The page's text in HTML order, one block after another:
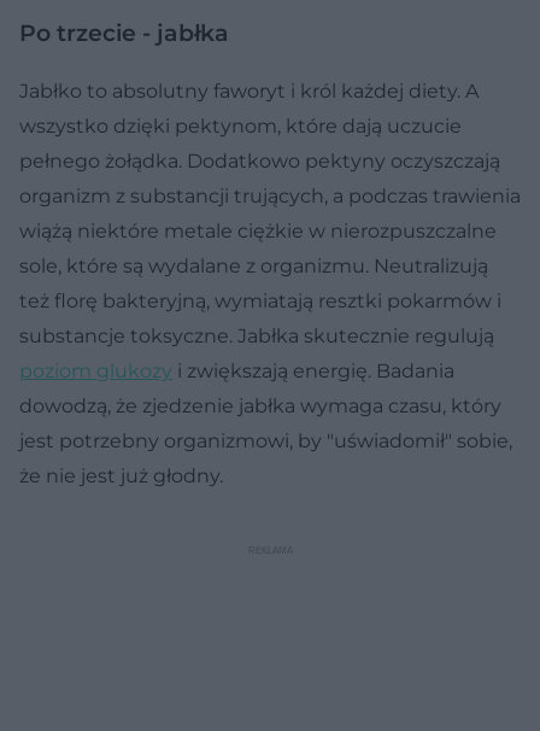
Po trzecie - jabłka
Jabłko to absolutny faworyt i król każdej diety. A
wszystko dzięki pektynom, które dają uczucie
pełnego żołądka. Dodatkowo pektyny oczyszczają
organizm z substancji trujących, a podczas trawienia
wiążą niektóre metale ciężkie w nierozpuszczalne
sole, które są wydalane z organizmu. Neutralizują
też florę bakteryjną, wymiatają resztki pokarmów i
substancje toksyczne. Jabłka skutecznie regulują
poziom glukozy i zwiększają energię. Badania
dowodzą, że zjedzenie jabłka wymaga czasu, który
jest potrzebny organizmowi, by "uświadomił" sobie,
że nie jest już głodny.